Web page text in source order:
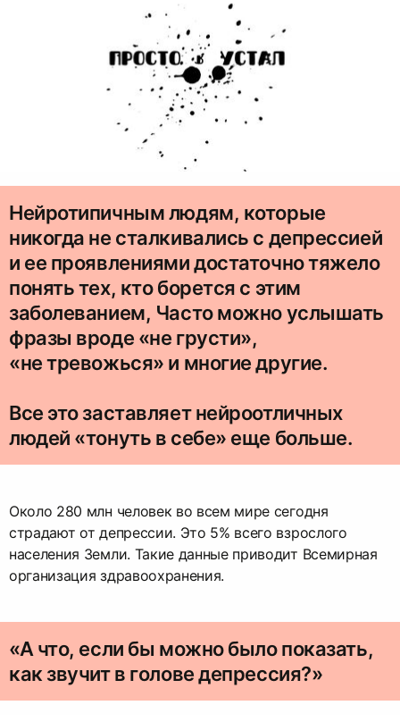
Нейротипичным людям, которые
никогда не сталкивались с депрессией
и ее проявлениями достаточно тяжело
понять тех, кто борется с этим
заболеванием, Часто можно услышать
фразы вроде «не грусти»,
«не тревожься» и многие другие.
Все это заставляет нейроотличных
людей «тонуть в себе» еще больше.
Около 280 млн человек во всем мире сегодня
страдают от депрессии. Это 5% всего взрослого
населения Земли. Такие данные приводит Всемирная
организация здравоохранения.
«А что, если бы можно было показать,
как звучит в голове депрессия?»